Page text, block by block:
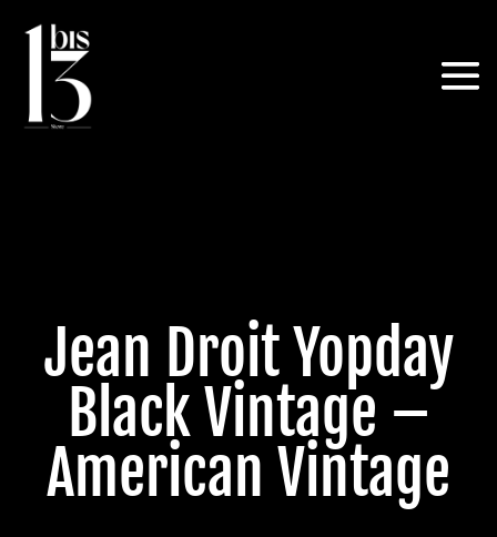
Jean Droit Yopday
Black Vintage –
American Vintage